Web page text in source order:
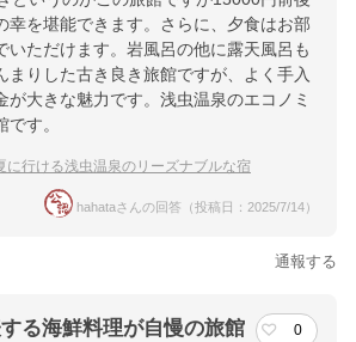
幸を堪能できます。さらに、夕食はお部
いただけます。岩風呂の他に露天風呂も
まりした古き良き旅館ですが、よく手入
が大きな魅力です。浅虫温泉のエコノミ
す。
に行ける浅虫温泉のリーズナブルな宿
hahataさんの回答（投稿日：2025/7/14）
通報する
る海鮮料理が自慢の旅館 0